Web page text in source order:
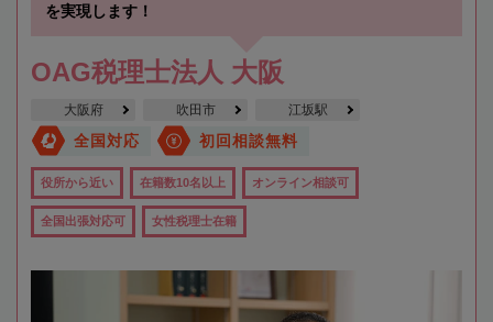
を実現します！
OAG税理士法人 大阪
大阪府 吹田市 江坂駅
全国対応 初回相談無料
役所から近い 在籍数10名以上 オンライン相談可
全国出張対応可 女性税理士在籍